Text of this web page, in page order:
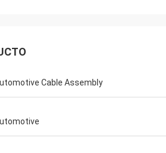
Cable Assembly